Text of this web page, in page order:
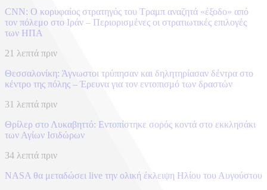
CNN: Ο κορυφαίος στρατηγός του Τραμπ αναζητά «έξοδο» από
τον πόλεμο στο Ιράν – Περιορισμένες οι στρατιωτικές επιλογές
των ΗΠΑ
21 λεπτά πριν
Θεσσαλονίκη: Άγνωστοι τρύπησαν και δηλητηρίασαν δέντρα στο
κέντρο της πόλης – Έρευνα για τον εντοπισμό των δραστών
31 λεπτά πριν
Θρίλερ στο Λυκαβηττό: Εντοπίστηκε σορός κοντά στο εκκλησάκι
των Αγίων Ισιδώρων
34 λεπτά πριν
NASA θα μεταδώσει live την ολική έκλειψη Ηλίου του Αυγούστου